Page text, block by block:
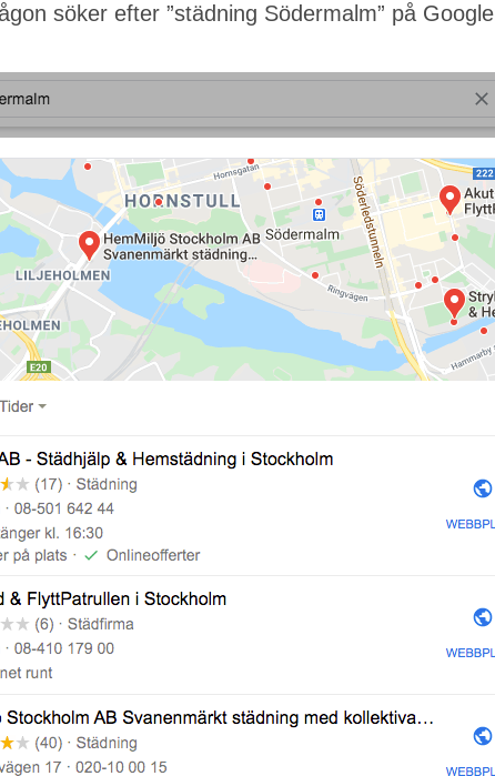
söker efter ”städning Södermalm” på